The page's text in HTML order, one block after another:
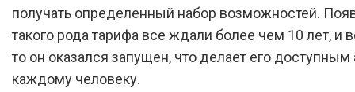
получать определенный набор возможностей.
такого рода тарифа все ждали более чем 10 лет, и
то он оказался запущен, что делает его
каждому человеку.